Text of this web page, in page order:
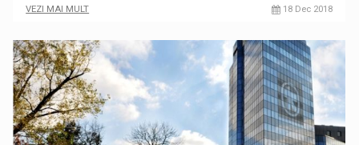
VEZI MAI MULT 18 Dec 2018